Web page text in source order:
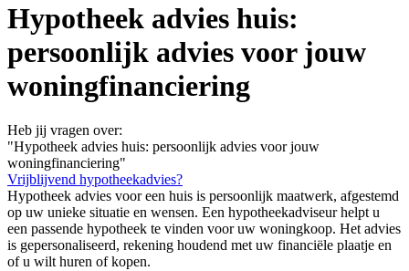
Hypotheek advies huis:
persoonlijk advies voor jouw
woningfinanciering
Heb jij vragen over:
"Hypotheek advies huis: persoonlijk advies voor jouw
woningfinanciering"
Vrijblijvend hypotheekadvies?
Hypotheek advies voor een huis is persoonlijk maatwerk, afgestemd
op uw unieke situatie en wensen. Een hypotheekadviseur helpt u
een passende hypotheek te vinden voor uw woningkoop. Het advies
is gepersonaliseerd, rekening houdend met uw financiële plaatje en
of u wilt huren of kopen.